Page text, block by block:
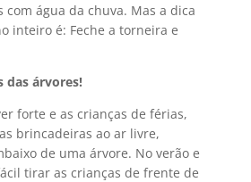
com água da chuva. Mas a dica
inteiro é: Feche a torneira e
das árvores!
forte e as crianças de férias,
brincadeiras ao ar livre,
de uma árvore. No verão e
tirar as crianças de frente de